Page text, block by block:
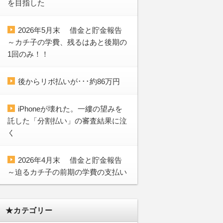
を目指した
2026年5月末 借金と貯金報告
～カチ子の学費、残るはあと後期の
1回のみ！！
後からリボ払いが･･･約86万円
iPhoneが壊れた。一縷の望みを
託した「分割払い」の審査結果に泣
く
2026年4月末 借金と貯金報告
～迫るカチ子の前期の学費の支払い
★カテゴリー